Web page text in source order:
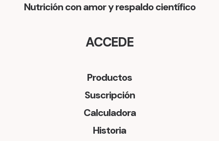
Nutrición con amor y respaldo científico
ACCEDE
Productos
Suscripción
Calculadora
Historia